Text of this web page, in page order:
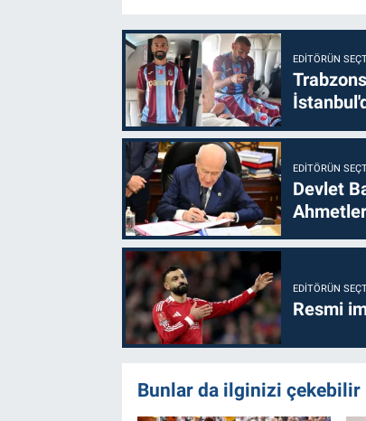
EDITÖRÜN
EDITÖRÜN
Devlet
EDITÖRÜN
Resmi
Bunlar da ilginizi çekebilir